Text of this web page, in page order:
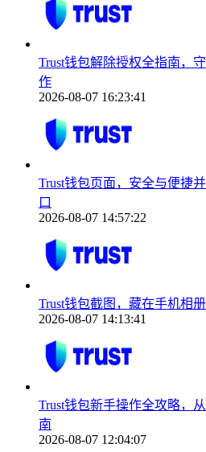
Trust钱包解除授权全指南，
作
2026-08-07 16:23:41
Trust钱包页面，安全与便捷
口
2026-08-07 14:57:22
Trust钱包截图，藏在手机相
2026-08-07 14:13:41
Trust钱包新手操作全攻略，
南
2026-08-07 12:04:07